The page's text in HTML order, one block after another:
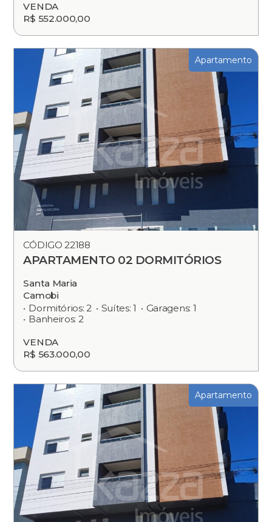
VENDA
R$ 552.000,00
Apartamento
CÓDIGO 22188
APARTAMENTO 02 DORMITÓRIOS
Santa Maria
Camobi
Dormitórios: 2
Suítes: 1
Garagens: 1
Banheiros: 2
VENDA
R$ 563.000,00
Apartamento